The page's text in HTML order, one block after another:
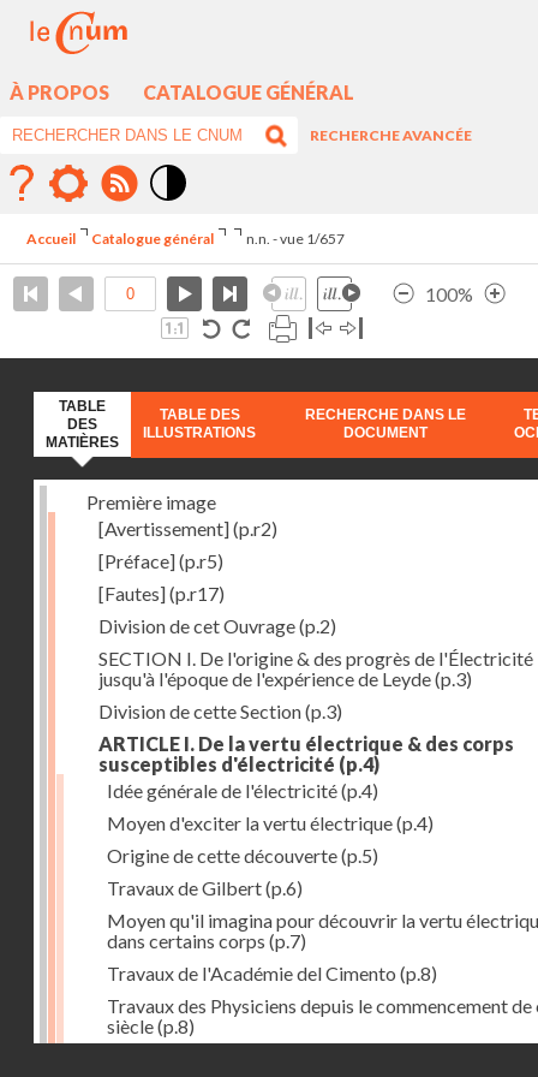
À PROPOS CATALOGUE GÉNÉRAL
RECHERCHE AVANCÉE
élévé
Accueil Catalogue général n.n. - vue 1/657
100%
TABLE
DES
MATIÈRES
TABLE DES
ILLUSTRATIONS
RECHERCHE DANS LE
DOCUMENT
Première image
[Avertissement](p.r2)
[Préface](p.r5)
[Fautes](p.r17)
Division de cet Ouvrage(p.2)
SECTION I. De l'origine & des progrès de l'Électricité
jusqu'à l'époque de l'expérience de Leyde(p.3)
Division de cette Section(p.3)
ARTICLE I. De la vertu électrique & des corps
susceptibles d'électricité (p.4)
Idée générale de l'électricité(p.4)
Moyen d'exciter la vertu électrique(p.4)
Origine de cette découverte(p.5)
Travaux de Gilbert(p.6)
Moyen qu'il imagina pour découvrir la vertu
dans certains corps (p.7)
Travaux de l'Académie del Cimento (p.8)
Travaux des Physiciens depuis le commencement de
siècle(p.8)